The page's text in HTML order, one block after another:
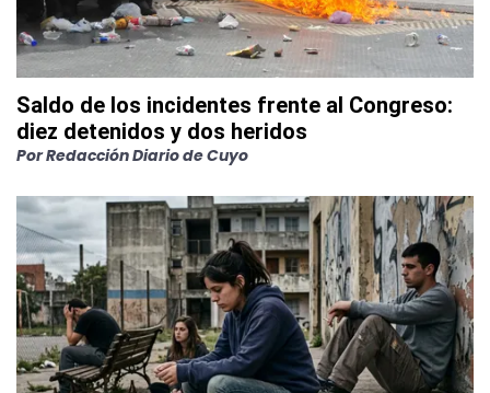
Saldo de los incidentes frente al Congreso:
diez detenidos y dos heridos
PorRedacción Diario de Cuyo